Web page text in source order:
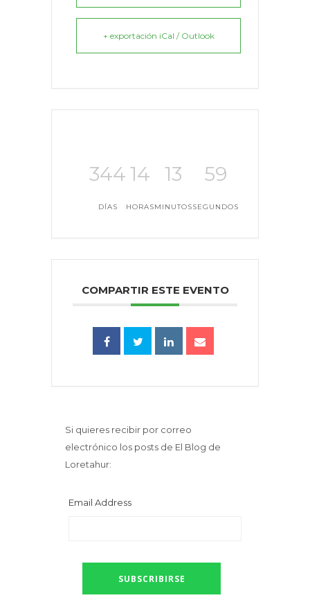
+ exportación iCal / Outlook
344
DÍAS
14
HORAS
13
MINUTOS
59
SEGUNDOS
COMPARTIR ESTE EVENTO
Si quieres recibir por correo
electrónico los posts de El Blog de
Loretahur:
Email Address